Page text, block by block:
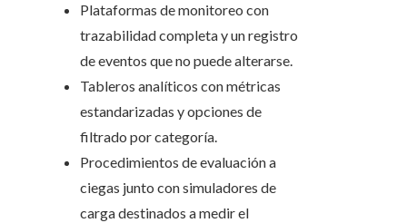
Plataformas de monitoreo con
trazabilidad completa y un registro
de eventos que no puede alterarse.
Tableros analíticos con métricas
estandarizadas y opciones de
filtrado por categoría.
Procedimientos de evaluación a
ciegas junto con simuladores de
carga destinados a medir el